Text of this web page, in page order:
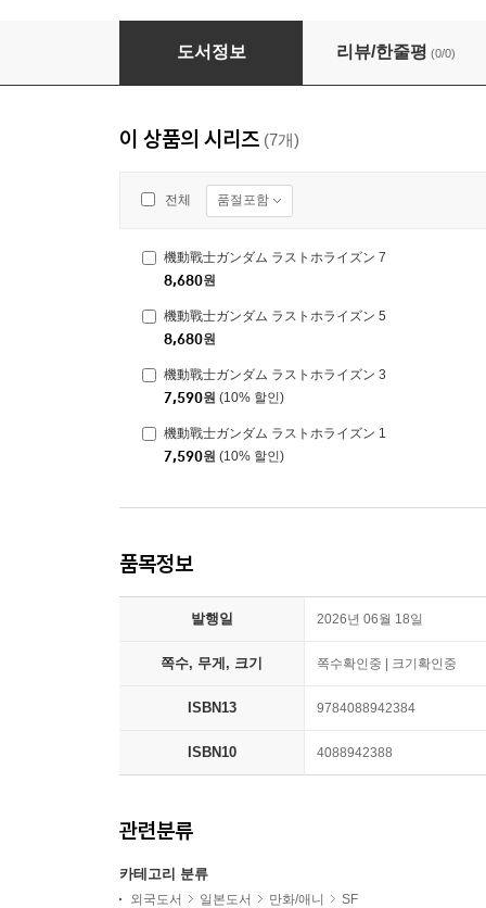
機動戰士ガンダム ラストホライズン 7
도서정보 리뷰/한줄평 (0/0)
이 상품의 시리즈 (7개)
전체 품절포함
機動戰士ガンダム ラストホライズン 7
8,680원
機動戰士ガンダム ラストホライズン 5
8,680원
機動戰士ガンダム ラストホライズン 3
7,590원 (10% 할인)
機動戰士ガンダム ラストホライズン 1
7,590원 (10% 할인)
품목정보
발행일 2026년 06월 18일
쪽수, 무게, 크기 쪽수확인중 | 크기확인중
ISBN13 9784088942384
ISBN10 4088942388
관련분류
카테고리 분류
외국도서 일본도서 만화/애니
SF